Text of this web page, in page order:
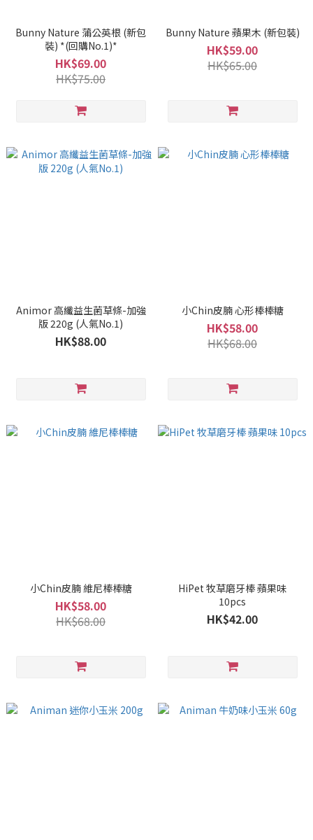
Bunny Nature 蒲公英根 (新包
裝) *(回購No.1)*
HK$69.00
HK$75.00
Bunny Nature 蘋果木 (新包裝)
HK$59.00
HK$65.00
Animor 高纖益生菌草條-加強
版 220g (人氣No.1)
HK$88.00
小Chin皮腩 心形棒棒糖
HK$58.00
HK$68.00
小Chin皮腩 維尼棒棒糖
HK$58.00
HK$68.00
HiPet 牧草磨牙棒 蘋果味
10pcs
HK$42.00